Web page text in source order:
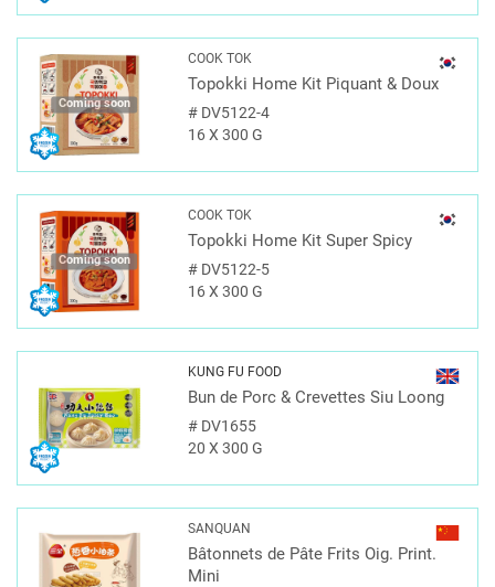
Coming soon
COOK TOK
Topokki Home Kit Piquant & Doux
#DV5122-4
16 X 300 G
Coming soon
COOK TOK
Topokki Home Kit Super Spicy
#DV5122-5
16 X 300 G
KUNG FU FOOD
Bun de Porc & Crevettes Siu Loong
#DV1655
20 X 300 G
SANQUAN
Bâtonnets de Pâte Frits Oig. Print.
Mini